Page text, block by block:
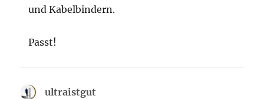
und Kabelbindern.
Passt!
ultraistgut